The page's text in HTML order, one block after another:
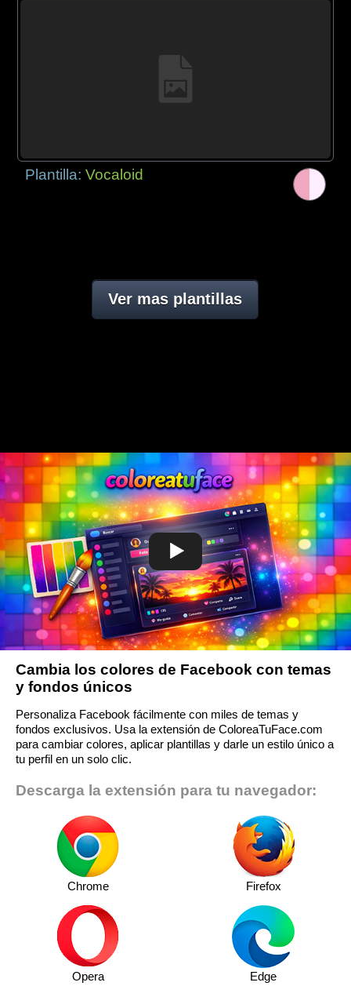
Plantilla:Vocaloid
Ver mas plantillas
Cambia los colores de Facebook con temas
y fondos únicos
Personaliza Facebook fácilmente con miles de temas y
fondos exclusivos. Usa la extensión de ColoreaTuFace.com
para cambiar colores, aplicar plantillas y darle un estilo único a
tu perfil en un solo clic.
Descarga la extensión para tu navegador:
Chrome Firefox
Opera Edge